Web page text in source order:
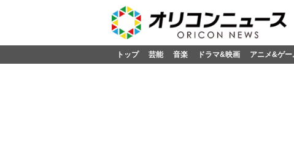
トップ 芸能 音楽 ドラマ&映画 アニメ&ゲー